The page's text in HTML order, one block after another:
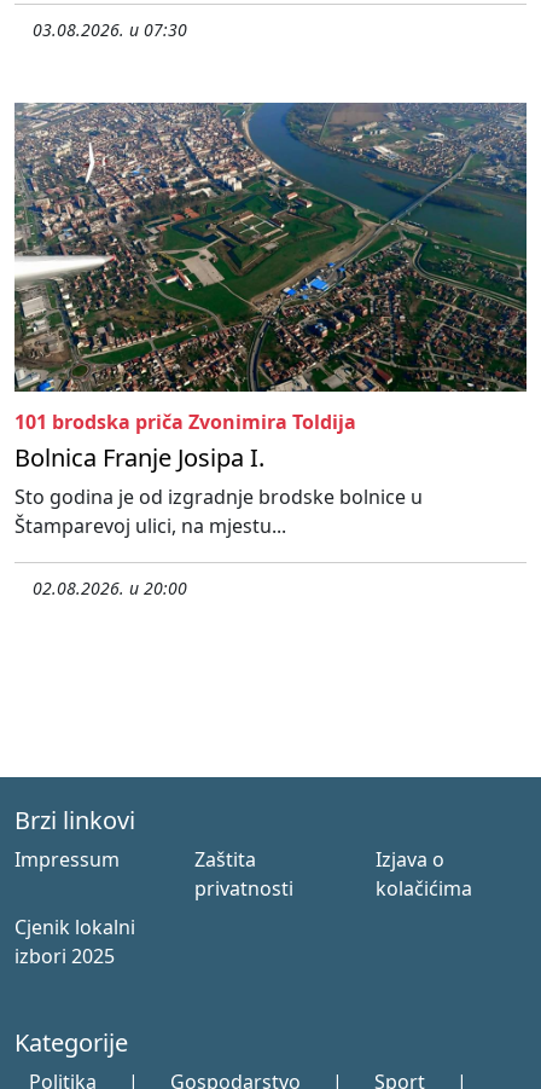
03.08.2026. u 07:30
101 brodska priča Zvonimira Toldija
Bolnica Franje Josipa I.
Sto godina je od izgradnje brodske bolnice u
Štamparevoj ulici, na mjestu...
02.08.2026. u 20:00
Brzi linkovi
Impressum
Zaštita
privatnosti
Izjava o
kolačićima
Cjenik lokalni
izbori 2025
Kategorije
Politika | Gospodarstvo | Sport |